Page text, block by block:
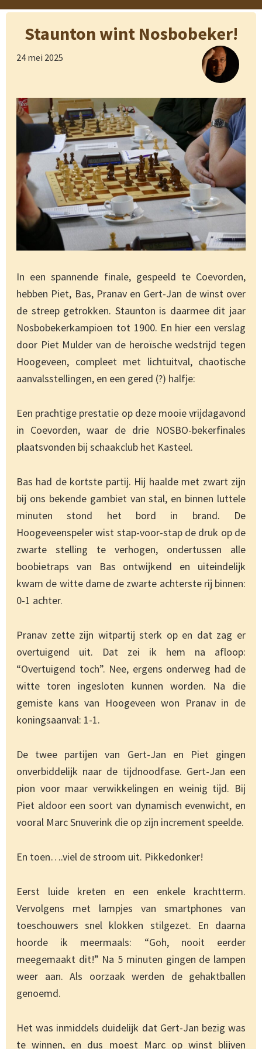
Staunton wint Nosbobeker!
24 mei 2025
In een spannende finale, gespeeld te Coevorden,
hebben Piet, Bas, Pranav en Gert-Jan de winst over
de streep getrokken. Staunton is daarmee dit jaar
Nosbobekerkampioen tot 1900. En hier een verslag
door Piet Mulder van de heroïsche wedstrijd tegen
Hoogeveen, compleet met lichtuitval, chaotische
aanvalsstellingen, en een gered (?) halfje:
Een prachtige prestatie op deze mooie vrijdagavond
in Coevorden, waar de drie NOSBO-bekerfinales
plaatsvonden bij schaakclub het Kasteel.
Bas had de kortste partij. Hij haalde met zwart zijn
bij ons bekende gambiet van stal, en binnen luttele
minuten stond het bord in brand. De
Hoogeveenspeler wist stap-voor-stap de druk op de
zwarte stelling te verhogen, ondertussen alle
boobietraps van Bas ontwijkend en uiteindelijk
kwam de witte dame de zwarte achterste rij binnen:
0-1 achter.
Pranav zette zijn witpartij sterk op en dat zag er
overtuigend uit. Dat zei ik hem na afloop:
“Overtuigend toch”. Nee, ergens onderweg had de
witte toren ingesloten kunnen worden. Na die
gemiste kans van Hoogeveen won Pranav in de
koningsaanval: 1-1.
De twee partijen van Gert-Jan en Piet gingen
onverbiddelijk naar de tijdnoodfase. Gert-Jan een
pion voor maar verwikkelingen en weinig tijd. Bij
Piet aldoor een soort van dynamisch evenwicht, en
vooral Marc Snuverink die op zijn increment speelde.
En toen….viel de stroom uit. Pikkedonker!
Eerst luide kreten en een enkele krachtterm.
Vervolgens met lampjes van smartphones van
toeschouwers snel klokken stilgezet. En daarna
hoorde ik meermaals: “Goh, nooit eerder
meegemaakt dit!” Na 5 minuten gingen de lampen
weer aan. Als oorzaak werden de gehaktballen
genoemd.
Het was inmiddels duidelijk dat Gert-Jan bezig was
te winnen, en dus moest Marc op winst blijven